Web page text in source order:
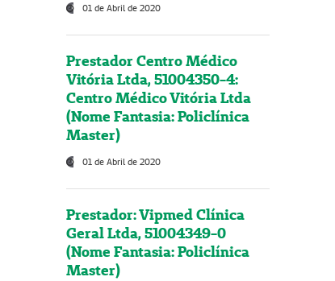
01 de Abril de 2020
Prestador Centro Médico
Vitória Ltda, 51004350-4:
Centro Médico Vitória Ltda
(Nome Fantasia: Policlínica
Master)
01 de Abril de 2020
Prestador: Vipmed Clínica
Geral Ltda, 51004349-0
(Nome Fantasia: Policlínica
Master)